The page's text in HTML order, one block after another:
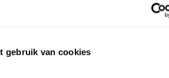
gebruik van cookies